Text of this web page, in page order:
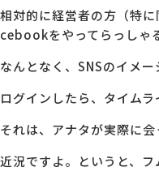
相対的に経営者の方（特
cebookをやってらっしゃ
なんとなく、SNSのイメー
ログインしたら、タイム
それは、アナタが実際に
近況ですよ。というと、フ